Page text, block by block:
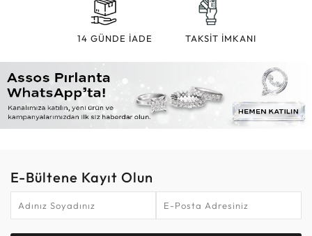
14 GÜNDE İADE TAKSİT İMKANI
E-Bültene Kayıt Olun